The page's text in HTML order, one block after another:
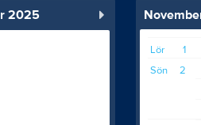
2025
1
Lör
2
Sön